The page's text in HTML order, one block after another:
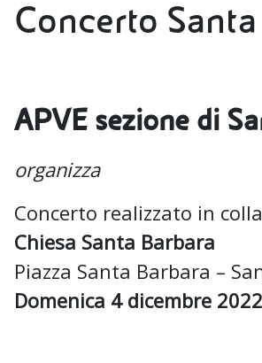
Concerto
APVE sezione di
organizza
Concerto realizzato in
Chiesa Santa Barbara
Piazza Santa Barbara –
Domenica 4 dicembre